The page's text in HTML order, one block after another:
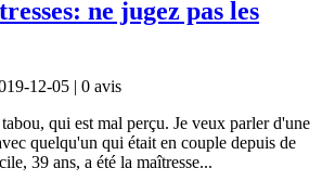
ne jugez pas les
12-05 | 0 avis
qui est mal perçu. Je veux parler d'une
quelqu'un qui était en couple depuis de
39 ans, a été la maîtresse...